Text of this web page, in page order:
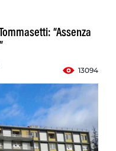
“Assenza
13094